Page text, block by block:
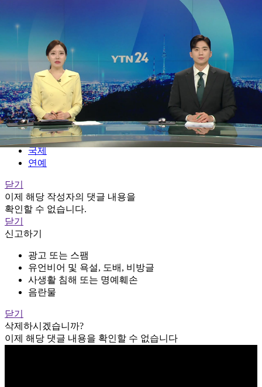
YTN
TV프로그램
LIVE
홈
정치
경제
사회
국제
연예
닫기
이제 해당 작성자의 댓글 내용을
확인할 수 없습니다.
닫기
신고하기
광고 또는 스팸
유언비어 및 욕설, 도배, 비방글
사생활 침해 또는 명예훼손
음란물
닫기
삭제하시겠습니까?
이제 해당 댓글 내용을 확인할 수 없습니다